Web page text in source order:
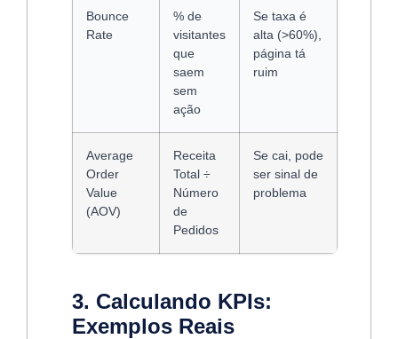
Bounce
Rate
% de
visitantes
que
saem
sem
ação
Se taxa é
alta (>60%),
página tá
ruim
Average
Order
Value
(AOV)
Receita
Total ÷
Número
de
Pedidos
Se cai, pode
ser sinal de
problema
3. Calculando KPIs:
Exemplos Reais